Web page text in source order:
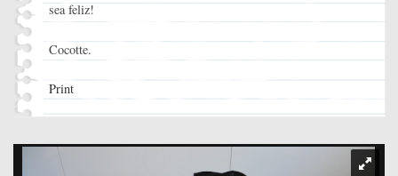
sea feliz!
Cocotte.
Print